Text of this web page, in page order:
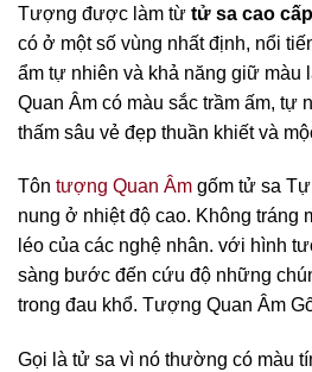
Tượng được làm từ tử sa cao cấp
có ở một số vùng nhất định, nổi
ẩm tự nhiên và khả năng giữ màu
Quan Âm có màu sắc trầm ấm, tự
thấm sâu vẻ đẹp thuần khiết và
Tôn tượng Quan Âm gốm tử sa
nung ở nhiệt độ cao. Không tráng
léo của các nghệ nhân. với hình
sàng bước đến cứu độ những
trong đau khổ. Tượng Quan Âm
Gọi là tử sa vì nó thường có màu